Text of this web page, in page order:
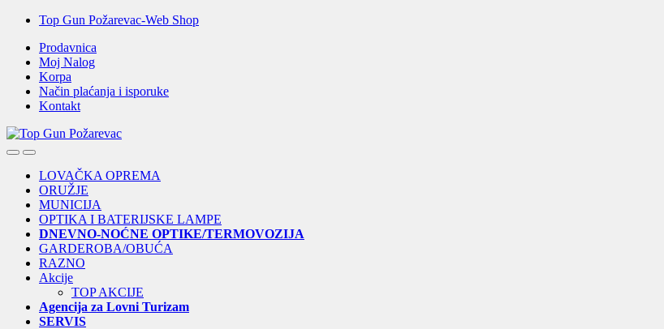
Skip
navigation
Skip
content
Top Gun Požarevac-Web Shop
Prodavnica
Moj Nalog
Korpa
Način plaćanja i isporuke
Kontakt
OpenClose
LOVAČKA OPREMA
ORUŽJE
MUNICIJA
OPTIKA I BATERIJSKE LAMPE
DNEVNO-NOĆNE OPTIKE/TERMOVOZIJA
GARDEROBA/OBUĆA
RAZNO
Akcije
TOP AKCIJE
Agencija za Lovni Turizam
SERVIS